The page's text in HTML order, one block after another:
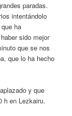
paradas.
intentándolo
ha
sido mejor
que se nos
que lo ha hecho
y que
h en Lezkairu.